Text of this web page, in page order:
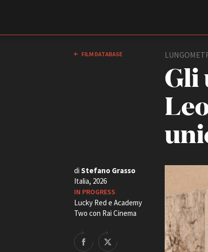
Storia della
Rete regionale
Bilancio sociale
FILM DATABASE
Gli
di Stefano Grasso
Italia, 2026
IN PROGRESS
Lucky Red e Academy
Two con Rai Cinema